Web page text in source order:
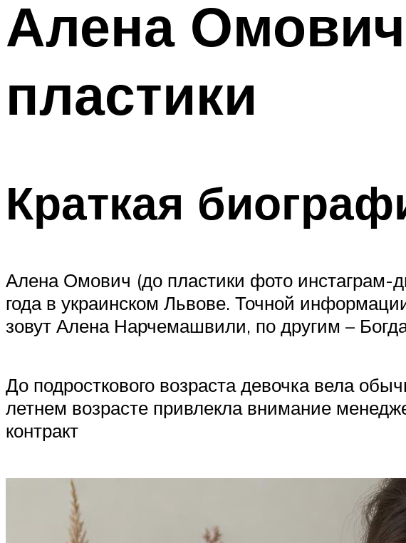
Алена
пластики
Краткая
Алена Омович (до пластики фото инстаграм-
года в украинском Львове. Точной
зовут Алена Нарчемашвили, по другим –
До подросткового возраста девочка вела
летнем возрасте привлекла внимание
контракт